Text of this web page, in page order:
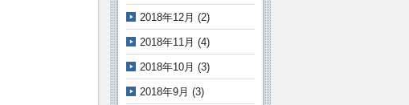
2018年12月 (2)
2018年11月 (4)
2018年10月 (3)
2018年9月 (3)